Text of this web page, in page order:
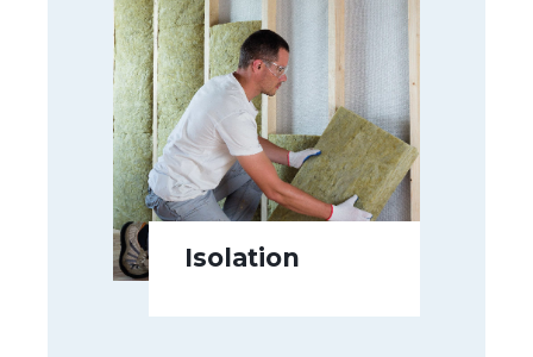
Isolation